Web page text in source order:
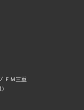
ぷくタイプ
ＦＭ三重